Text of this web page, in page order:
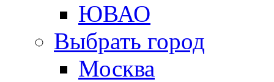
ЮВАО
Выбрать город
Москва